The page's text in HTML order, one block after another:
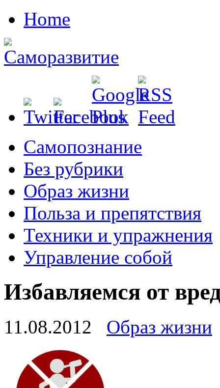
Home
Cамопознание
Без рубрики
Образ жизни
Польза и препятствия
Техники и упражнения
Управление собой
Избавляемся от
11.08.2012 Образ жизни